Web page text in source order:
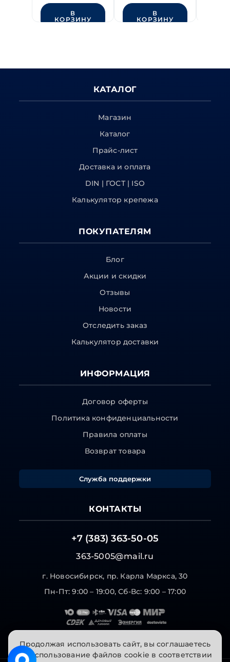
В
КОРЗИНУ
В
КОРЗИНУ
КАТАЛОГ
Магазин
Каталог
Прайс-лист
Доставка и оплата
DIN | ГОСТ | ISO
Калькулятор крепежа
ПОКУПАТЕЛЯМ
Блог
Акции и скидки
Отзывы
Новости
Отследить заказ
Калькулятор доставки
ИНФОРМАЦИЯ
Договор оферты
Политика конфиденциальности
Правила оплаты
Возврат товара
Служба поддержки
КОНТАКТЫ
+7 (383) 363-50-05
363-5005@mail.ru
г. Новосибирск, пр. Карла Маркса, 30
Пн-Пт: 9:00 – 19:00, Сб-Вс: 9:00 – 17:00
Продолжая использовать сайт, вы соглашаетесь
на использование файлов cookie в соответствии